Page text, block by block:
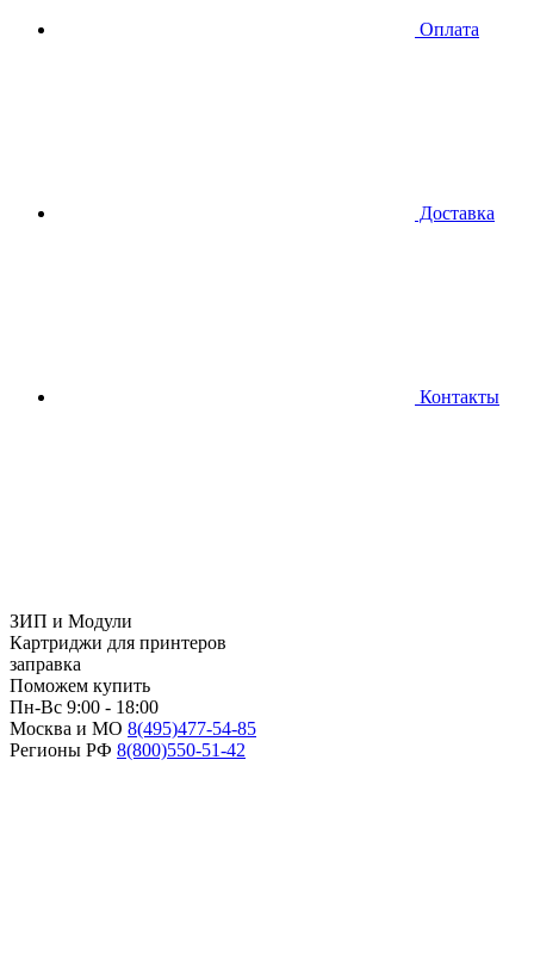
Оплата
Доставка
Контакты
ЗИП и Модули
Картриджи для принтеров
заправка
Поможем купить
Пн-Вс 9:00 - 18:00
Москва и МО 8(495)477-54-85
Регионы РФ 8(800)550-51-42